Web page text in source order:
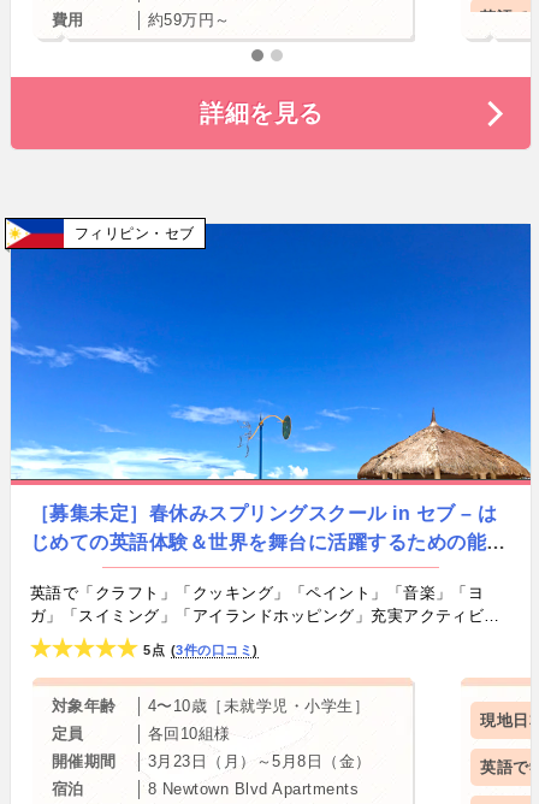
費用
約59万円～ 英語で
小学
詳細を見る
フィリピン セブ
［募集未定］春休みスプリングスクール in セブ – は
じめての英語体験＆世界を舞台に活躍するための能力
を育む親子春休みスプリングスクール［5泊6日］
5点 3件の口コミ
英語で「クラフト」「クッキング」「ペイント」「音楽」「ヨ
ガ」「スイミング」「アイランドホッピング」充実アクティビテ
ィー満載！キッズ向け英語スプリングスクール＆ママの英語力UP
プログラム in セブ
対象年齢
4〜10歳［未就学児・小学生］
定員
各回10組様
開催期間
3月23日（月）～5月8日（金）
宿泊
8 Newtown Blvd Apartments
現地日
英語で